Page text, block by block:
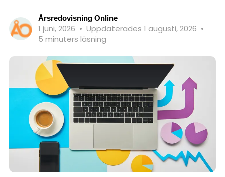
Årsredovisning Online
1 juni, 2026 • Uppdaterades 1 augusti, 2026 •
5 minuters läsning